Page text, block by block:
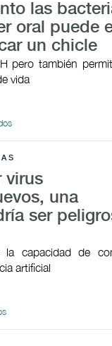
las
oral puede
un chicle
pero también
vida
virus
una
ser
capacidad de
artificial